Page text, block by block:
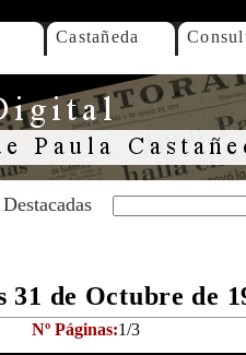
Castañeda
Destacadas
31 de Octubre de
Nº Páginas:1/3